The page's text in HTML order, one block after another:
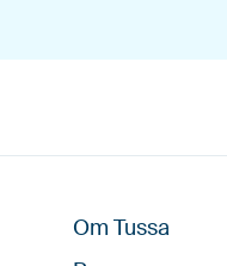
Om Tussa